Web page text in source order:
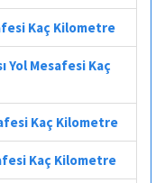
Kaç Kilometre
Yol Mesafesi Kaç
Kaç Kilometre
Kaç Kilometre